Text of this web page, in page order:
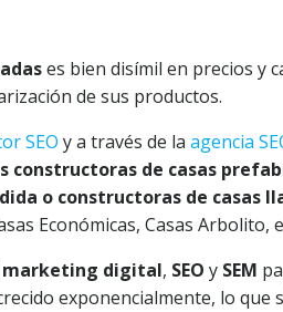
es bien disímil en precios y
de sus productos.
SEO y a través de la agencia
constructoras de casas
o constructoras de casas
Económicas, Casas Arbolito,
marketing digital, SEO y SEM
exponencialmente, lo